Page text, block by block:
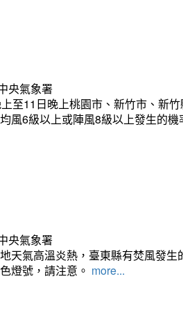
央氣象署
至11日晚上桃園市、新竹市、新
風6級以上或陣風8級以上發生的
央氣象署
天氣高溫炎熱，臺東縣有焚風發
燈號，請注意。 more...